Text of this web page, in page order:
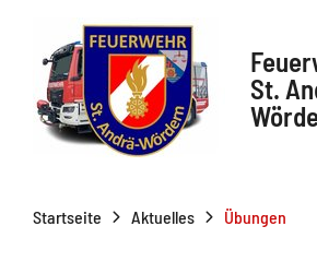
St.
Startseite Aktuelles Übungen